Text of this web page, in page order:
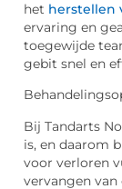
het herstellen
ervaring en
toegewijde
gebit snel en
Bij Tandarts
is, en daarom
voor verloren
vervangen